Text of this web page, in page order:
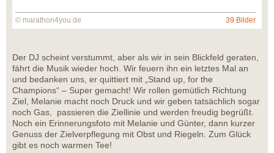
© marathon4you.de 39 Bilder
Der DJ scheint verstummt, aber als wir in sein Blickfeld geraten,
fährt die Musik wieder hoch. Wir feuern ihn ein letztes Mal an
und bedanken uns, er quittiert mit „Stand up, for the
Champions“ – Super gemacht! Wir rollen gemütlich Richtung
Ziel, Melanie macht noch Druck und wir geben tatsächlich sogar
noch Gas, passieren die Ziellinie und werden freudig begrüßt.
Noch ein Erinnerungsfoto mit Melanie und Günter, dann kurzer
Genuss der Zielverpflegung mit Obst und Riegeln. Zum Glück
gibt es noch warmen Tee!